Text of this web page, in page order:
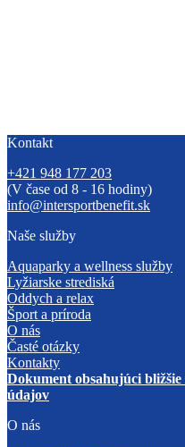
Kontakt
+421 948 177 203
(V čase od 8 - 16 hodiny)
info@intersportbenefit.sk
Naše služby
Aquaparky a wellness služby
Lyžiarske strediská
Oddych a relax
Šport a príroda
O nás
Časté otázky
Kontakty
Dokument obsahujúci
údajov
O nás